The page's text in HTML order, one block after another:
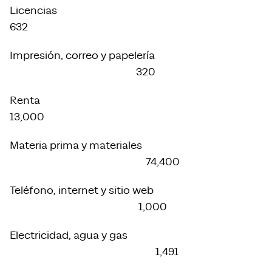
Licencias
632
Impresión, correo y papelería
320
Renta
13,000
Materia prima y materiales
74,400
Teléfono, internet y sitio web
1,000
Electricidad, agua y gas
1,491